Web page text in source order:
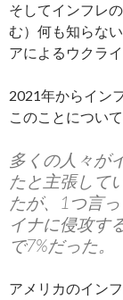
そしてインフレ
む）何も知らな
アによるウクラ
2021年からイン
このことについ
多くの人々が
たと主張して
たが、1つ言
イナに侵攻す
で7%だった。
アメリカのイン